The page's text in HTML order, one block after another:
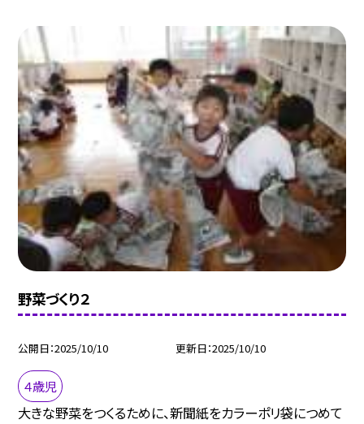
野菜づくり２
公開日 2025/10/10 更新日 2025/10/10
４歳児
大きな野菜をつくるために、新聞紙をカラーポリ袋につめて